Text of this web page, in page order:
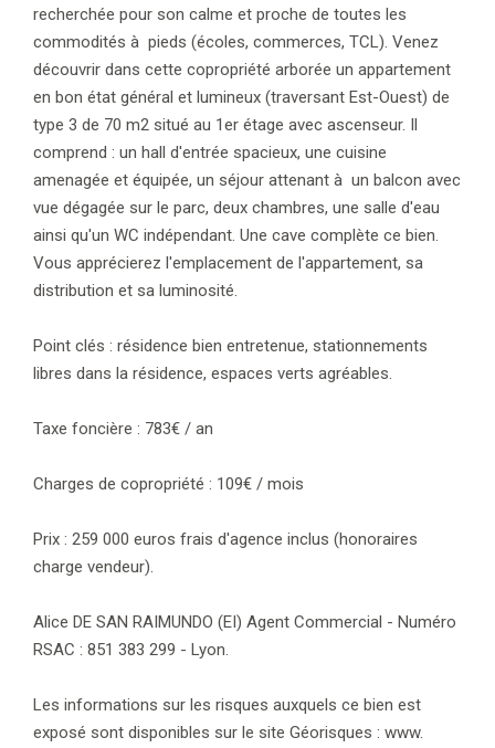
recherchée pour son calme et proche de toutes les
commodités à pieds (écoles, commerces, TCL). Venez
découvrir dans cette copropriété arborée un appartement
en bon état général et lumineux (traversant Est-Ouest) de
type 3 de 70 m2 situé au 1er étage avec ascenseur. Il
comprend : un hall d'entrée spacieux, une cuisine
amenagée et équipée, un séjour attenant à un balcon avec
vue dégagée sur le parc, deux chambres, une salle d'eau
ainsi qu'un WC indépendant. Une cave complète ce bien.
Vous apprécierez l'emplacement de l'appartement, sa
distribution et sa luminosité.
Point clés : résidence bien entretenue, stationnements
libres dans la résidence, espaces verts agréables.
Taxe foncière : 783€ / an
Charges de copropriété : 109€ / mois
Prix : 259 000 euros frais d'agence inclus (honoraires
charge vendeur).
Alice DE SAN RAIMUNDO (EI) Agent Commercial - Numéro
RSAC : 851 383 299 - Lyon.
Les informations sur les risques auxquels ce bien est
exposé sont disponibles sur le site Géorisques : www.